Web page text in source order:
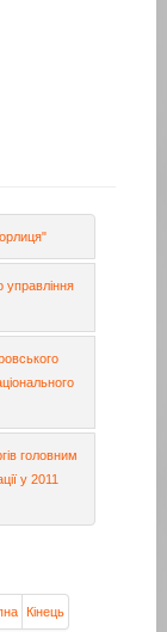
управління
головним
у 2011
Кінець